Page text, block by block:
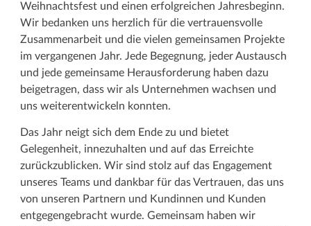
Weihnachtsfest und einen erfolgreichen Jahresbeginn.
Wir bedanken uns herzlich für die vertrauensvolle
Zusammenarbeit und die vielen gemeinsamen Projekte
im vergangenen Jahr. Jede Begegnung, jeder Austausch
und jede gemeinsame Herausforderung haben dazu
beigetragen, dass wir als Unternehmen wachsen und
uns weiterentwickeln konnten.
Das Jahr neigt sich dem Ende zu und bietet
Gelegenheit, innezuhalten und auf das Erreichte
zurückzublicken. Wir sind stolz auf das Engagement
unseres Teams und dankbar für das Vertrauen, das uns
von unseren Partnern und Kundinnen und Kunden
entgegengebracht wurde. Gemeinsam haben wir